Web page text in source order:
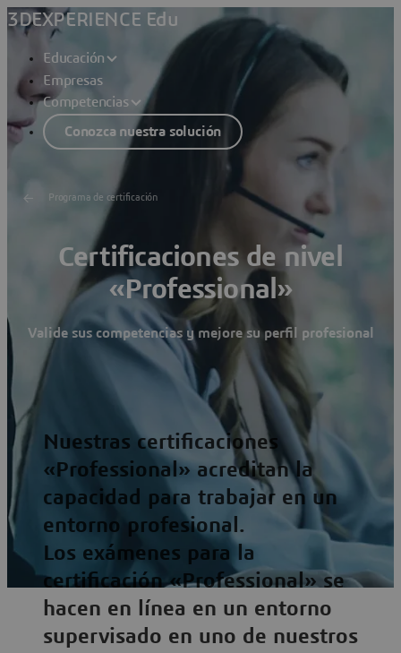
3DEXPERIENCE Edu
Educación
Empresas
Competencias
Conozca nuestra solución
Programa de certificación
Certificaciones de nivel
«Professional»
Valide sus competencias y mejore su perfil profesional
Nuestras certificaciones
«Professional» acreditan la
capacidad para trabajar en un
entorno profesional.
Los exámenes para la
certificación «Professional» se
hacen en línea en un entorno
supervisado en uno de nuestros